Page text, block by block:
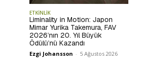
ETKİNLİK
Liminality in Motion: Japon
Mimar Yurika Takemura, FAV
2026’nın 20. Yıl Büyük
Ödülü’nü Kazandı
Ezgi Johansson - 5 Ağustos 2026